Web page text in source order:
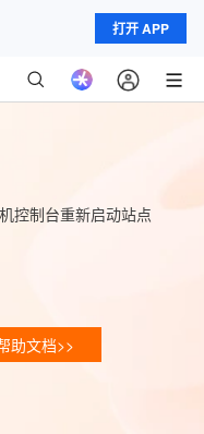
打开 APP
控制台重新启动站点
助文档>>